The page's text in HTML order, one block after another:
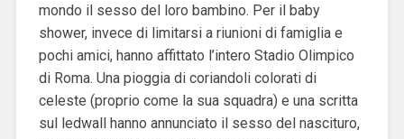
mondo il sesso del loro bambino. Per il baby
shower, invece di limitarsi a riunioni di famiglia e
pochi amici, hanno affittato l’intero Stadio Olimpico
di Roma. Una pioggia di coriandoli colorati di
celeste (proprio come la sua squadra) e una scritta
sul ledwall hanno annunciato il sesso del nascituro,